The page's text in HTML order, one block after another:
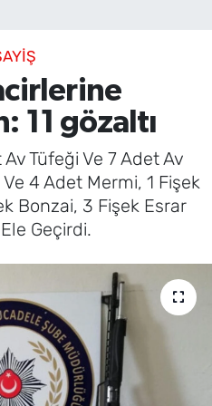
11 gözaltı
Tüfeği Ve 7 Adet Av
4 Adet Mermi, 1 Fişek
Bonzai, 3 Fişek Esrar
Geçirdi.